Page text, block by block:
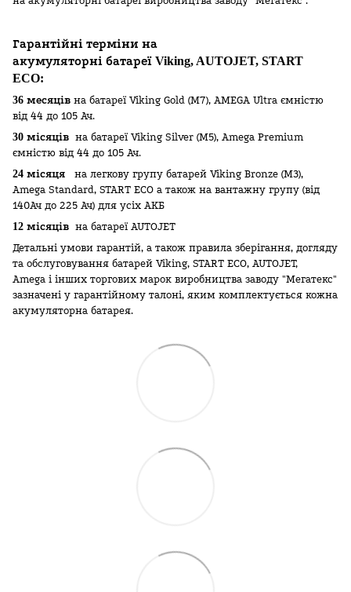
Гарантійні терміни на
акумуляторні батареї Viking, AUTOJET, START
ECO:
36 месяців на батареї Viking Gold (M7), AMEGA Ultra ємністю
від 44 до 105 Ач.
30 місяців на батареї Viking Silver (M5), Amega Premium
ємністю від 44 до 105 Ач.
24 місяця на легкову групу батарей Viking Bronze (M3),
Amega Standard, START ECO а також на вантажну групу (від
140Ач до 225 Ач) для усіх АКБ
12 місяців на батареї AUTOJET
Детальні умови гарантій, а також правила зберігання, догляду
та обслуговування батарей Viking, START ECO, AUTOJET,
Amega і інших торгових марок виробництва заводу "Мегатекс"
зазначені у гарантійному талоні, яким комплектується кожна
акумуляторна батарея.